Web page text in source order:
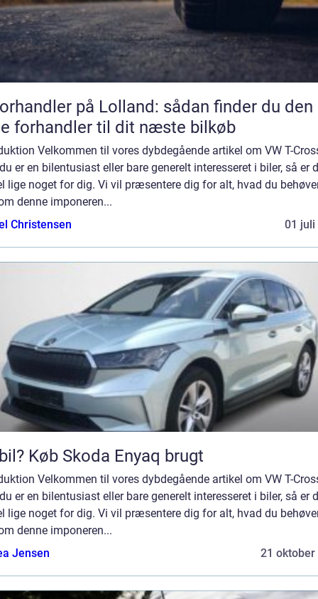
på Lolland: sådan finder du den
forhandler til dit næste bilkøb
Velkommen til vores dybdegående artikel om VW T-
er en bilentusiast eller bare generelt interesseret i biler, så er
lige noget for dig. Vi vil præsentere dig for alt, hvad du
denne imponeren...
Christensen
01 juli
Køb Skoda Enyaq brugt
Velkommen til vores dybdegående artikel om VW T-
er en bilentusiast eller bare generelt interesseret i biler, så er
lige noget for dig. Vi vil præsentere dig for alt, hvad du
denne imponeren...
Jensen
21 oktober